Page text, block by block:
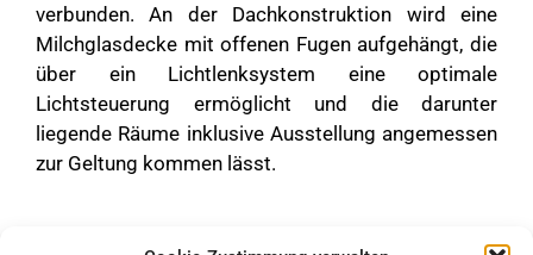
verbunden. An der Dachkonstruktion wird eine
Milchglasdecke mit offenen Fugen aufgehängt, die
über ein Lichtlenksystem eine optimale
Lichtsteuerung ermöglicht und die darunter
liegende Räume inklusive Ausstellung angemessen
zur Geltung kommen lässt.